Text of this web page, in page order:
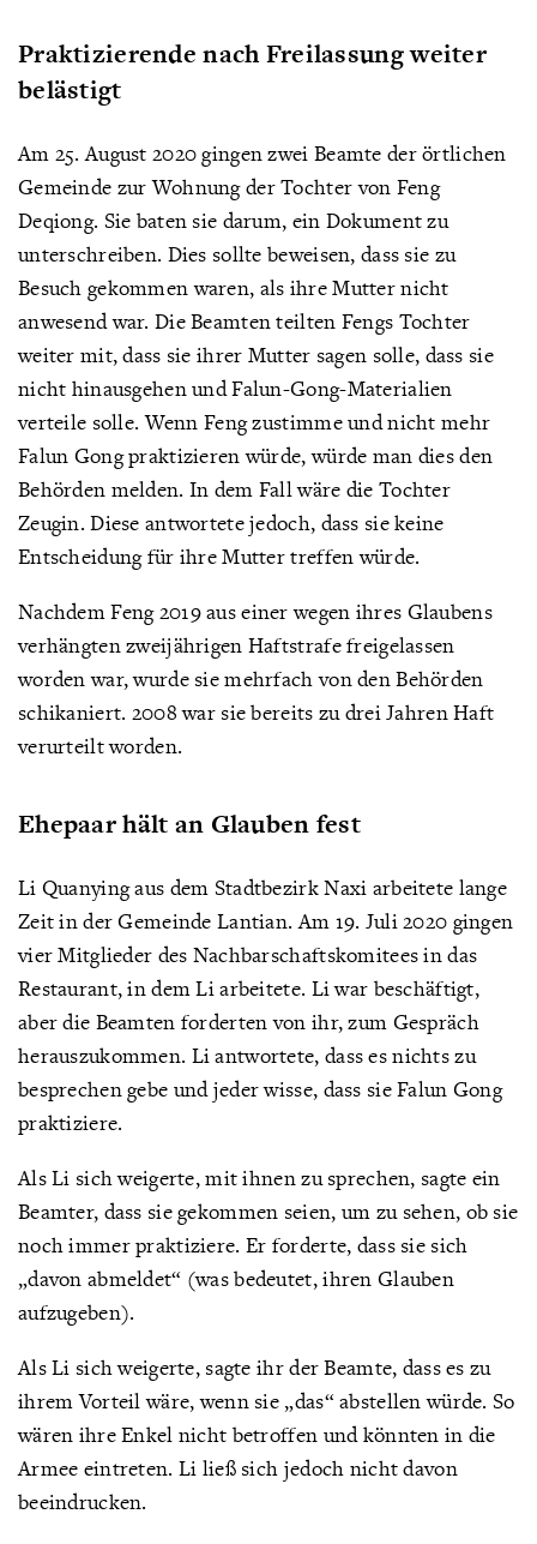
Praktizierende nach Freilassung weiter
belästigt
Am 25. August 2020 gingen zwei Beamte der örtlichen
Gemeinde zur Wohnung der Tochter von Feng
Deqiong. Sie baten sie darum, ein Dokument zu
unterschreiben. Dies sollte beweisen, dass sie zu
Besuch gekommen waren, als ihre Mutter nicht
anwesend war. Die Beamten teilten Fengs Tochter
weiter mit, dass sie ihrer Mutter sagen solle, dass sie
nicht hinausgehen und Falun-Gong-Materialien
verteile solle. Wenn Feng zustimme und nicht mehr
Falun Gong praktizieren würde, würde man dies den
Behörden melden. In dem Fall wäre die Tochter
Zeugin. Diese antwortete jedoch, dass sie keine
Entscheidung für ihre Mutter treffen würde.
Nachdem Feng 2019 aus einer wegen ihres Glaubens
verhängten zweijährigen Haftstrafe freigelassen
worden war, wurde sie mehrfach von den Behörden
schikaniert. 2008 war sie bereits zu drei Jahren Haft
verurteilt worden.
Ehepaar hält an Glauben fest
Li Quanying aus dem Stadtbezirk Naxi arbeitete lange
Zeit in der Gemeinde Lantian. Am 19. Juli 2020 gingen
vier Mitglieder des Nachbarschaftskomitees in das
Restaurant, in dem Li arbeitete. Li war beschäftigt,
aber die Beamten forderten von ihr, zum Gespräch
herauszukommen. Li antwortete, dass es nichts zu
besprechen gebe und jeder wisse, dass sie Falun Gong
praktiziere.
Als Li sich weigerte, mit ihnen zu sprechen, sagte ein
Beamter, dass sie gekommen seien, um zu sehen, ob sie
noch immer praktiziere. Er forderte, dass sie sich
„davon abmeldet“ (was bedeutet, ihren Glauben
aufzugeben).
Als Li sich weigerte, sagte ihr der Beamte, dass es zu
ihrem Vorteil wäre, wenn sie „das“ abstellen würde. So
wären ihre Enkel nicht betroffen und könnten in die
Armee eintreten. Li ließ sich jedoch nicht davon
beeindrucken.